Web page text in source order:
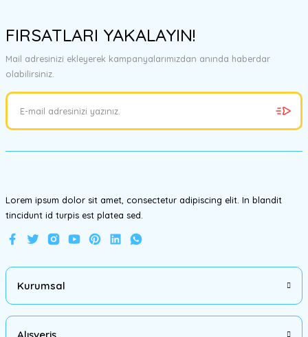
tarafımıza iletebilirsiniz.
Görüş ve önerileriniz için teşekkür ederiz.
Ürün resmi kalitesiz, bozuk veya görüntülenemiyor.
Ürün bilgilerinde hatalar bulunuyor.
FIRSATLARI YAKALAYIN!
Mail adresinizi ekleyerek kampanyalarımızdan anında haberdar
olabilirsiniz.
Lorem ipsum dolor sit amet, consectetur adipiscing elit. In blandit
tincidunt id turpis est platea sed.
Kurumsal